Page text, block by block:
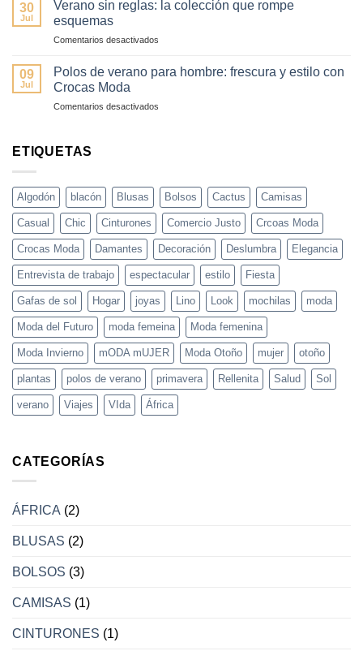
elegante
a
para
30
Jul
Verano sin reglas: la colección que rompe
esquemas
Comentarios desactivados
09
Jul
Polos de verano para hombre: frescura y estilo con
Crocas Moda
Comentarios desactivados
frescura
estilo
con
Crocas
Moda
ETIQUETAS
Algodón blacón Blusas Bolsos Cactus Camisas
Casual Chic Cinturones Comercio Justo Crcoas Moda
Crocas Moda Damantes Decoración Deslumbra Elegancia
Entrevista de trabajo espectacular estilo Fiesta
Gafas de sol Hogar joyas Lino Look mochilas moda
Moda del Futuro moda femeina Moda femenina
Moda Invierno mODA mUJER Moda Otoño mujer otoño
plantas polos de verano primavera Rellenita Salud Sol
verano Viajes VIda África
CATEGORÍAS
ÁFRICA (2)
BLUSAS (2)
BOLSOS (3)
CAMISAS (1)
CINTURONES (1)